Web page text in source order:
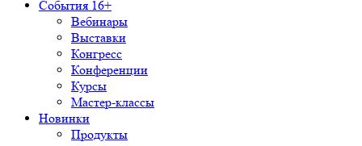
События 16+
Вебинары
Выставки
Конгресс
Конференции
Курсы
Мастер-классы
Новинки
Продукты